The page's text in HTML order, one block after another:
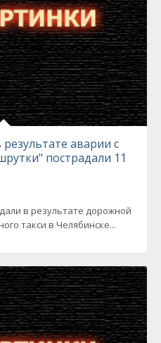
аварии с
пострадали 11
в результате дорожной
такси в Челябинске...